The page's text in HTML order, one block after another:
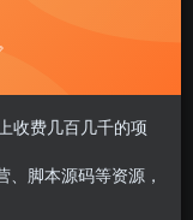
进阶成为手机摄
收费几百几千的项
脚本源码等资源，